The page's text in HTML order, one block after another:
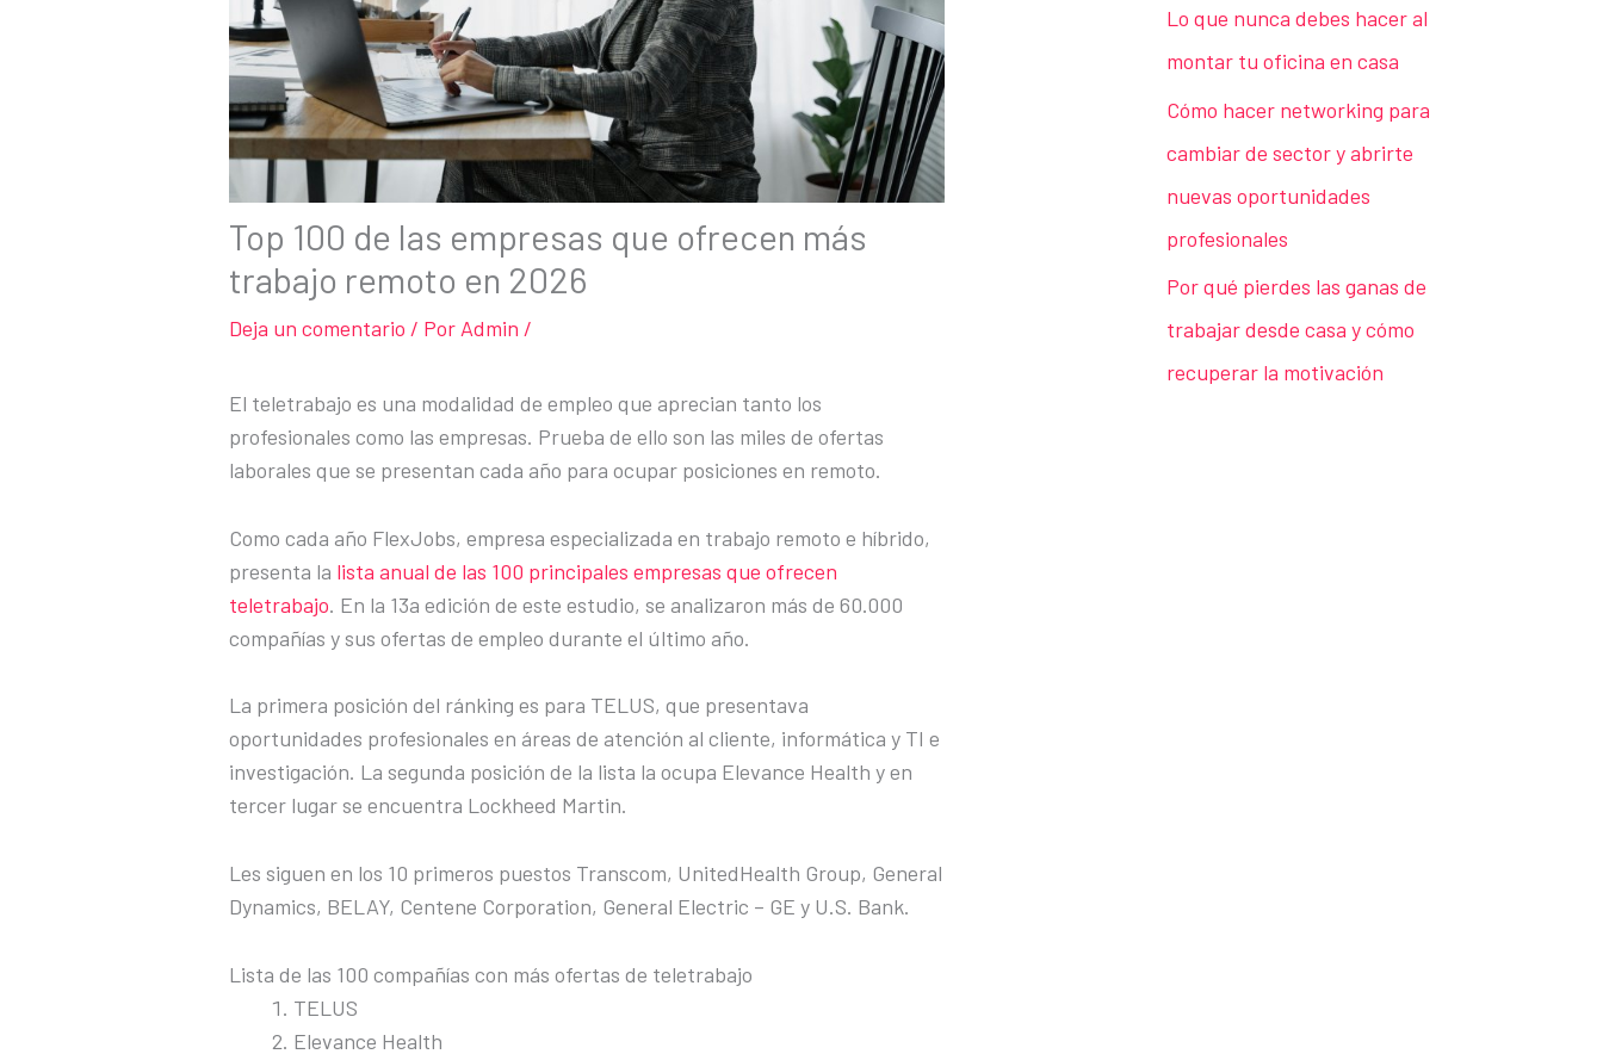
Top 100 de las empresas que ofrecen más
trabajo remoto en 2026
Deja un comentario / Por Admin /
El teletrabajo es una modalidad de empleo que aprecian tanto los
profesionales como las empresas. Prueba de ello son las miles de ofertas
laborales que se presentan cada año para ocupar posiciones en remoto.
Como cada año FlexJobs, empresa especializada en trabajo remoto e híbrido,
presenta la lista anual de las 100 principales empresas que ofrecen
teletrabajo. En la 13a edición de este estudio, se analizaron más de 60.000
compañías y sus ofertas de empleo durante el último año.
La primera posición del ránking es para TELUS, que presentava
oportunidades profesionales en áreas de atención al cliente, informática y TI e
investigación. La segunda posición de la lista la ocupa Elevance Health y en
tercer lugar se encuentra Lockheed Martin.
Les siguen en los 10 primeros puestos Transcom, UnitedHealth Group, General
Dynamics, BELAY, Centene Corporation, General Electric – GE y U.S. Bank.
Lista de las 100 compañías con más ofertas de teletrabajo
TELUS
Elevance Health
Lo que nunca debes hacer al
montar tu oficina en casa
Cómo hacer networking para
cambiar de sector y abrirte
nuevas oportunidades
profesionales
Por qué pierdes las ganas de
trabajar desde casa y cómo
recuperar la motivación